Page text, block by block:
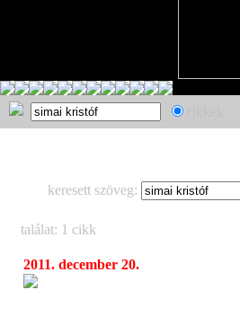
keresett szöveg:
találat: 1 cikk
2011. december 20.